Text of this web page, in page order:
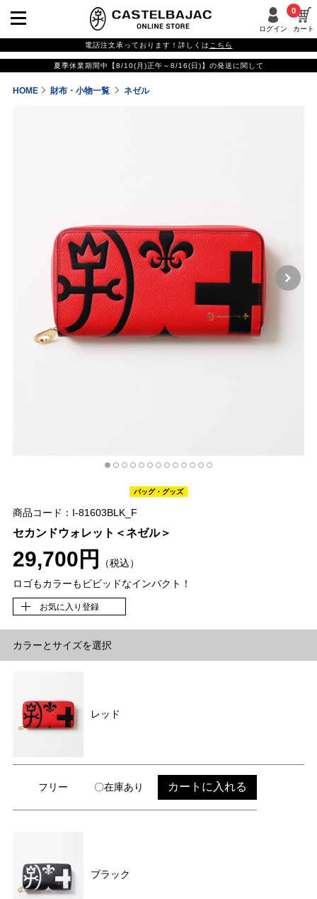
ログイン カート
0
電話注文承っております！詳しくは こちら
夏季休業期間中【8/10(月)正午～8/16(日)】の発送に関して
HOME 財布・小物一覧 ネゼル
バッグ・グッズ
商品コード：I-81603BLK_F
セカンドウォレット＜ネゼル＞
29,700円
（税込）
ロゴもカラーもビビッドなインパクト！
お気に入り登録
カラーとサイズを選択
レッド
フリー 〇在庫あり カートに入れる
ブラック